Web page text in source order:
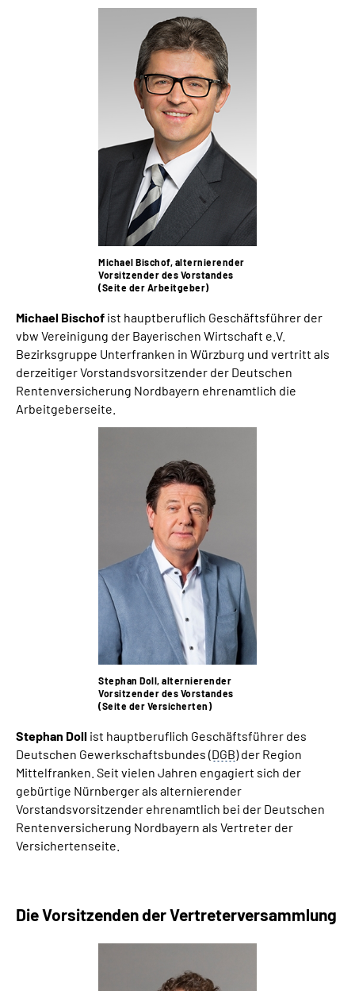
Michael Bischof, alternierender
Vorsitzender des Vorstandes
(Seite der Arbeitgeber)
Michael Bischof ist hauptberuflich Geschäftsführer der
vbw Vereinigung der Bayerischen Wirtschaft e.V.
Bezirksgruppe Unterfranken in Würzburg und vertritt als
derzeitiger Vorstandsvorsitzender der Deutschen
Rentenversicherung Nordbayern ehrenamtlich die
Arbeitgeberseite.
Stephan Doll, alternierender
Vorsitzender des Vorstandes
(Seite der Versicherten)
Stephan Doll ist hauptberuflich Geschäftsführer des
Deutschen Gewerkschaftsbundes (DGB) der Region
Mittelfranken. Seit vielen Jahren engagiert sich der
gebürtige Nürnberger als alternierender
Vorstandsvorsitzender ehrenamtlich bei der Deutschen
Rentenversicherung Nordbayern als Vertreter der
Versichertenseite.
Die Vorsitzenden der Vertreterversammlung